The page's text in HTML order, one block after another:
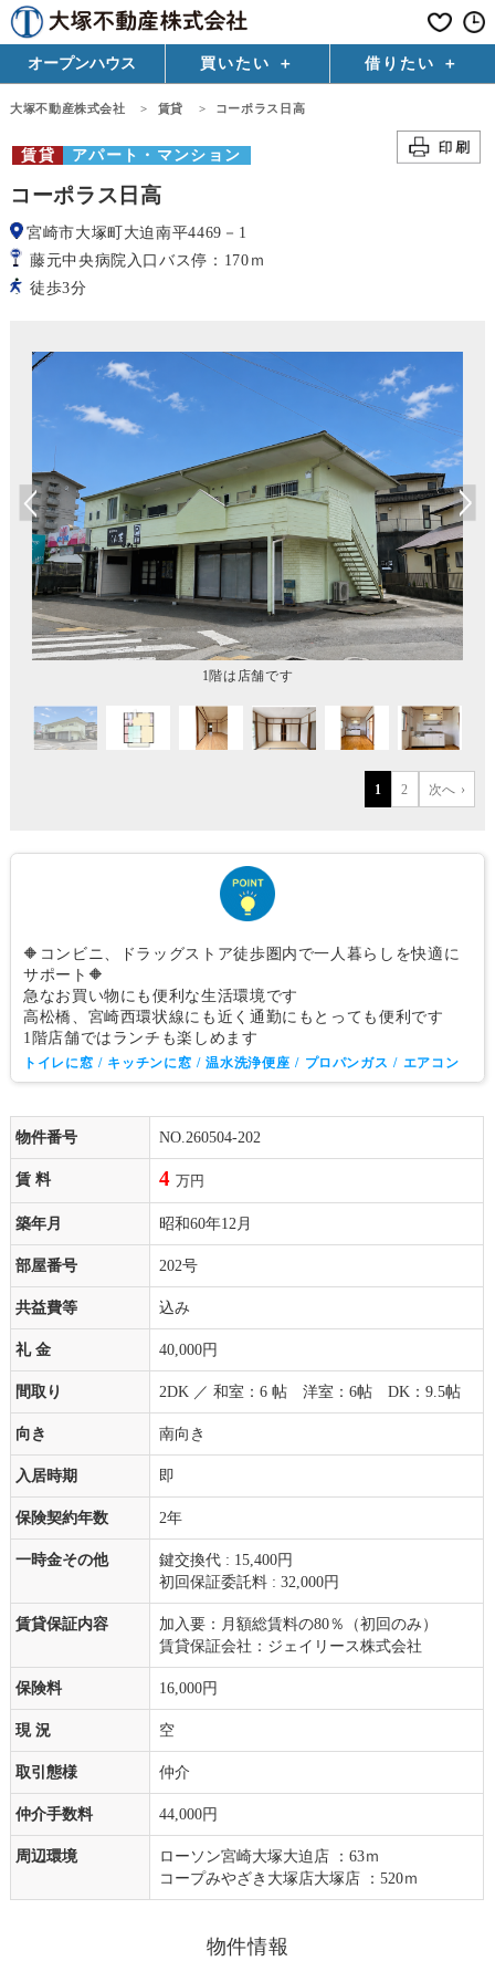
オープンハウス 買いたい 借りたい
大塚不動産株式会社 > 賃貸 > コーポラス日高
賃貸 アパート・マンション
コーポラス日高
宮崎市大塚町大迫南平4469－1
藤元中央病院入口バス停：170ｍ
徒歩3分
1階は店舗です
1 2 次へ ›
🔶コンビニ、ドラッグストア徒歩圏内で一人暮らしを快適に
サポート🔶
急なお買い物にも便利な生活環境です
高松橋、宮崎西環状線にも近く通勤にもとっても便利です
1階店舗ではランチも楽しめます
トイレに窓 キッチンに窓 温水洗浄便座 プロパンガス エアコン
物件番号 NO.260504-202
賃 料 4 万円
築年月 昭和60年12月
部屋番号 202号
共益費等 込み
礼 金 40,000円
間取り 2DK ／ 和室：6 帖 洋室：6帖 DK：9.5帖
向き 南向き
入居時期 即
保険契約年数 2年
一時金その他
鍵交換代 : 15,400円
初回保証委託料 : 32,000円
賃貸保証内容
加入要：月額総賃料の80％（初回のみ）
賃貸保証会社：ジェイリース株式会社
保険料 16,000円
現 況 空
取引態様 仲介
仲介手数料 44,000円
周辺環境
ローソン宮崎大塚大迫店 ：63ｍ
コープみやざき大塚店大塚店 ：520ｍ
物件情報